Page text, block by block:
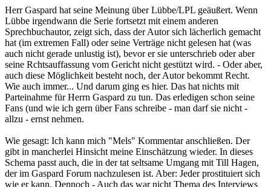
Herr Gaspard hat seine Meinung über Lübbe/LPL geäußert. Wenn
Lübbe irgendwann die Serie fortsetzt mit einem anderen
Sprechbuchautor, zeigt sich, dass der Autor sich lächerlich gemacht
hat (im extremen Fall) oder seine Verträge nicht gelesen hat (was
auch nicht gerade unlustig ist), bevor er sie unterschrieb oder aber
seine Rchtsauffassung vom Gericht nicht gestützt wird. - Oder aber,
auch diese Möglichkeit besteht noch, der Autor bekommt Recht.
Wie auch immer... Und darum ging es hier. Das hat nichts mit
Parteinahme für Herrn Gaspard zu tun. Das erledigen schon seine
Fans (und wie ich gern über Fans schreibe - man darf sie nicht -
allzu - ernst nehmen.
Wie gesagt: Ich kann mich "Mels" Kommentar anschließen. Der
gibt in mancherlei Hinsicht meine Einschätzung wieder. In dieses
Schema passt auch, die in der tat seltsame Umgang mit Till Hagen,
der im Gaspard Forum nachzulesen ist. Aber: Jeder prostituiert sich
wie er kann. Dennoch - Auch das war nicht Thema des Interviews